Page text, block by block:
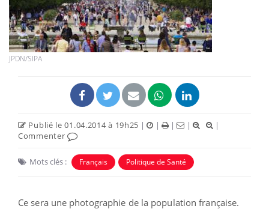
JPDN/SIPA
Publié le 01.04.2014 à 19h25 | | | |
|
Commenter
Mots clés : Français Politique de Santé
Ce sera une photographie de la population française.